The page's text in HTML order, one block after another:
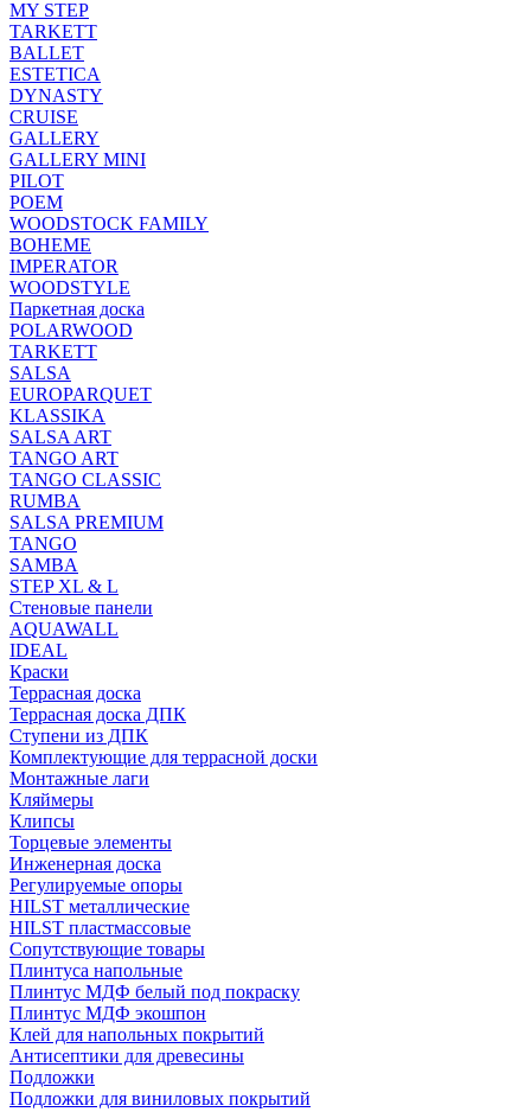
MY STEP
TARKETT
BALLET
ESTETICA
DYNASTY
CRUISE
GALLERY
GALLERY MINI
PILOT
POEM
WOODSTOCK FAMILY
BOHEME
IMPERATOR
WOODSTYLE
Паркетная доска
POLARWOOD
TARKETT
SALSA
EUROPARQUET
KLASSIKA
SALSA ART
TANGO ART
TANGO CLASSIC
RUMBA
SALSA PREMIUM
TANGO
SAMBA
STEP XL & L
Стеновые панели
AQUAWALL
IDEAL
Краски
Террасная доска
Террасная доска ДПК
Ступени из ДПК
Комплектующие для террасной доски
Монтажные лаги
Кляймеры
Клипсы
Торцевые элементы
Инженерная доска
Регулируемые опоры
HILST металлические
HILST пластмассовые
Сопутствующие товары
Плинтуса напольные
Плинтус МДФ белый под покраску
Плинтус МДФ экошпон
Клей для напольных покрытий
Антисептики для древесины
Подложки
Подложки для виниловых покрытий